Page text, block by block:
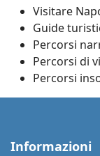
Visitare
Guide
Percorsi
Percorsi di
Percorsi
Informazioni